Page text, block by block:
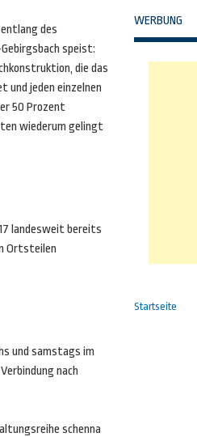
des
speist:
die das
und jeden einzelnen
50 Prozent
wiederum gelingt
landesweit bereits
Ortsteilen
und samstags im
nach
schenna
WERBUNG
Startseite